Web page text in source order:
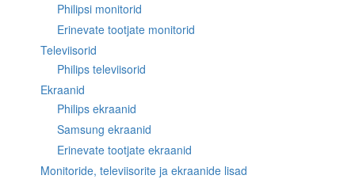
Philipsi monitorid
Erinevate tootjate monitorid
Televiisorid
Philips televiisorid
Ekraanid
Philips ekraanid
Samsung ekraanid
Erinevate tootjate ekraanid
Monitoride, televiisorite ja ekraanide lisad